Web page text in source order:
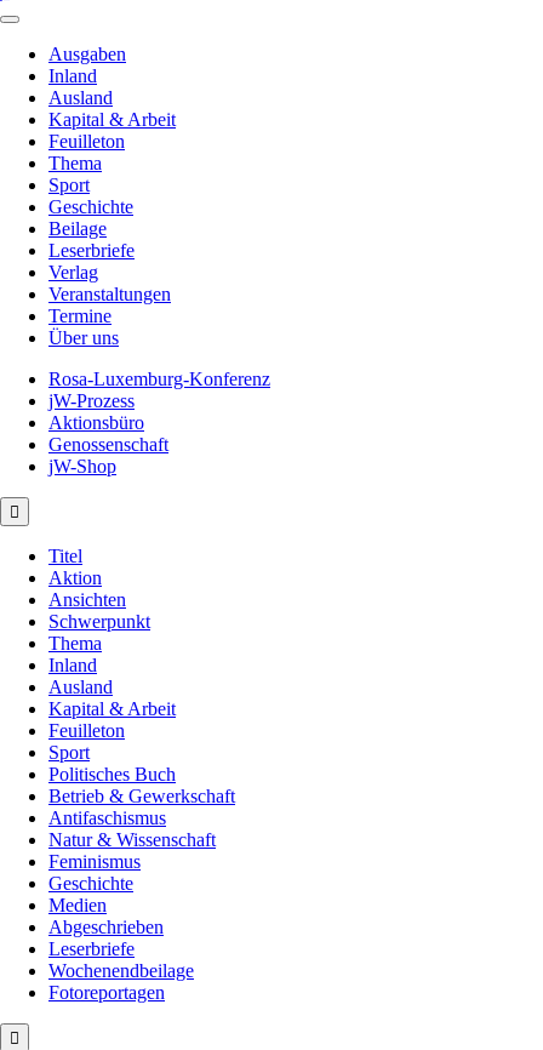
Ausgaben
Inland
Ausland
Kapital & Arbeit
Feuilleton
Thema
Sport
Geschichte
Beilage
Leserbriefe
Verlag
Veranstaltungen
Termine
Über uns
Rosa-Luxemburg-Konferenz
jW-Prozess
Aktionsbüro
Genossenschaft
jW-Shop
Titel
Aktion
Ansichten
Schwerpunkt
Thema
Inland
Ausland
Kapital & Arbeit
Feuilleton
Sport
Politisches Buch
Betrieb & Gewerkschaft
Antifaschismus
Natur & Wissenschaft
Feminismus
Geschichte
Medien
Abgeschrieben
Leserbriefe
Wochenendbeilage
Fotoreportagen